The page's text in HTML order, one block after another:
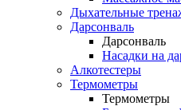
Дыхательные
Дарсонваль
Дарсонваль
Насадки на
Алкотестеры
Термометры
Термометры